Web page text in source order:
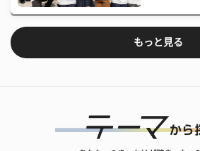
もっと見る